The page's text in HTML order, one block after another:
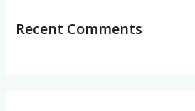
Recent Comments